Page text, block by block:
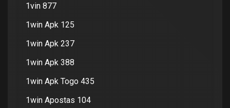
1vin 877
1win Apk 125
1win Apk 237
1win Apk 388
1win Apk Togo 435
1win Apostas 104